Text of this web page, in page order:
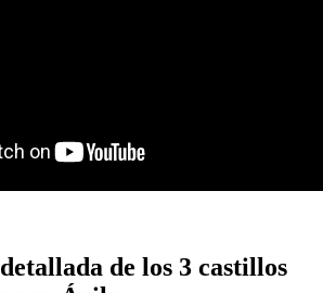
de los 3 castillos